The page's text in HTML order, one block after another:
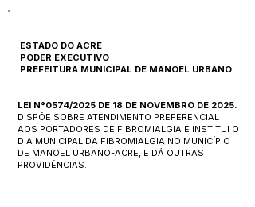
ESTADO DO ACRE
PODER EXECUTIVO
PREFEITURA MUNICIPAL DE MANOEL URBANO
LEI N°0574/2025 DE 18 DE NOVEMBRO DE 2025.
DISPÕE SOBRE ATENDIMENTO PREFERENCIAL
AOS PORTADORES DE FIBROMIALGIA E INSTITUI O
DIA MUNICIPAL DA FIBROMIALGIA NO MUNICÍPIO
DE MANOEL URBANO-ACRE, E DÁ OUTRAS
PROVIDÊNCIAS.